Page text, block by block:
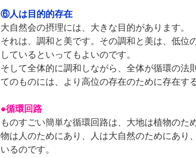
⑥人は目的的存在
大自然会の摂理には、大きな目的があります。
それは、調和と美です。その調和と美は、低位
しているといってもよいのです。
そして全体的に調和しながら、全体が循環の法
てのものには、より高位の存在のために存在す
●循環回路
ものすごい簡単な循環回路は、大地は植物のた
物は人のためにあり、人は大自然のためにあり
いるのです。